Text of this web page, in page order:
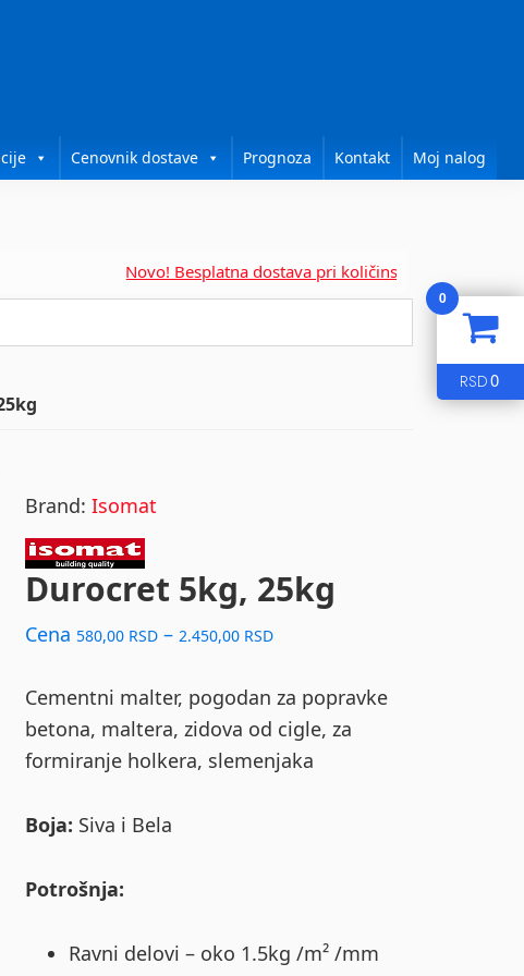
Cenovnik dostave Prognoza Kontakt Moj nalog
Novo! Besplatna dostava pri količinskoj kupovini za....
Brand:Isomat
Durocret 5kg, 25kg
Cena580,00 RSD – 2.450,00 RSDPrice
580,00 RSD
through
2.450,00 RSD
Cementni malter, pogodan za popravke
betona, maltera, zidova od cigle, za
formiranje holkera, slemenjaka
Boja: Siva i Bela
Potrošnja:
Ravni delovi – oko 1.5kg /m² /mm
0
RSD0